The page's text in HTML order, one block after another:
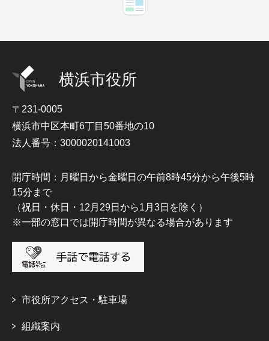
横浜市役所
〒231-0005
横浜市中区本町6丁目50番地の10
法人番号：3000020141003
開庁時間：月曜日から金曜日の午前8時45分から午後5時
15分まで
（祝日・休日・12月29日から1月3日を除く）
※一部の窓口では開庁時間が異なる場合があります
市役所アクセス・駐車場
組織案内